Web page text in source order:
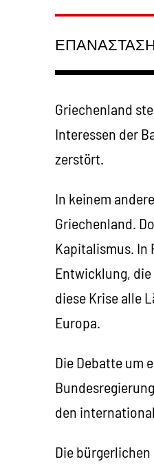
ΕΠΑΝΑΣΤΑΣΗ
Griechenland
Interessen der
zerstört.
In keinem
Griechenland.
Kapitalismus. In
Entwicklung,
diese Krise alle
Europa.
Die Debatte um
den
Die bürgerlichen